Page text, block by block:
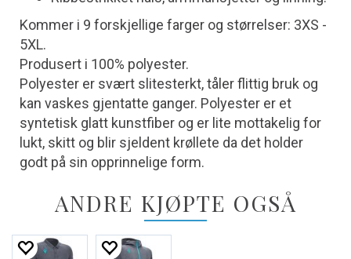
Kommer i 9 forskjellige farger og størrelser: 3XS -
5XL.
Produsert i 100% polyester.
Polyester er svært slitesterkt, tåler flittig bruk og
kan vaskes gjentatte ganger. Polyester er et
syntetisk glatt kunstfiber og er lite mottakelig for
lukt, skitt og blir sjeldent krøllete da det holder
godt på sin opprinnelige form.
ANDRE KJØPTE OGSÅ